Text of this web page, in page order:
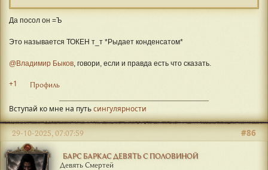
Да посол он =Ъ
Это называется ТОКЕН т_т *Рыдает конденсатом*
@Владимир Быков , говори, если и правда есть что сказать.
+1 Профиль
Вступай ко мне на путьсингулярности
БАРС БАРКАС ДЕВЯТЬ С ПОЛОВИНОЙ
Девять Смертей
#86
29-10-2025, 07:07:59